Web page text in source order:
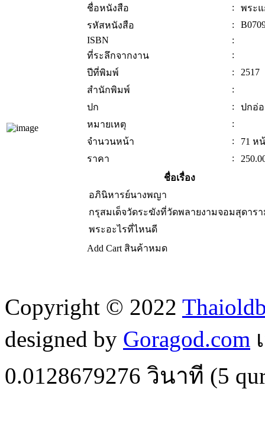
ชื่อหนังสือ :
พระ
รหัสหนังสือ
:
ISBN
:
ที่ระลึกจากงาน
:
ปีที่พิมพ์
:
2517
สำนักพิมพ์
:
ปก
:
ปกอ่
หมายเหตุ
:
จำนวนหน้า
:
71 ห
ราคา
:
ชื่อเรื่อง
อภินิหารย์นางพญา
กรุสมเด็จวัดระฆังที่วัดพลายงามจอมสุดาร
พระอะไรที่ไหนดี
Add Cart สินค้าหมด
Copyright © 2022
designed by Goragod.com
0.0128679276 วินาที (5